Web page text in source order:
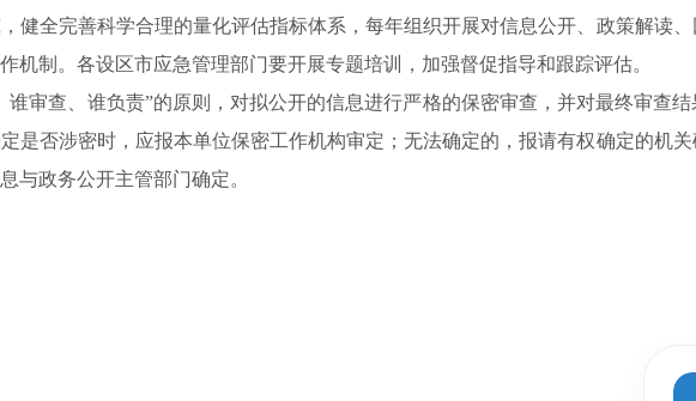
全完善科学合理的量化评估指标体系，每年组织开展对信息公开、政策解读、
机制。各设区市应急管理部门要开展专题培训，加强督促指导和跟踪评估。
查、谁负责”的原则，对拟公开的信息进行严格的保密审查，并对最终审查结
是否涉密时，应报本单位保密工作机构审定；无法确定的，报请有权确定的机
与政务公开主管部门确定。